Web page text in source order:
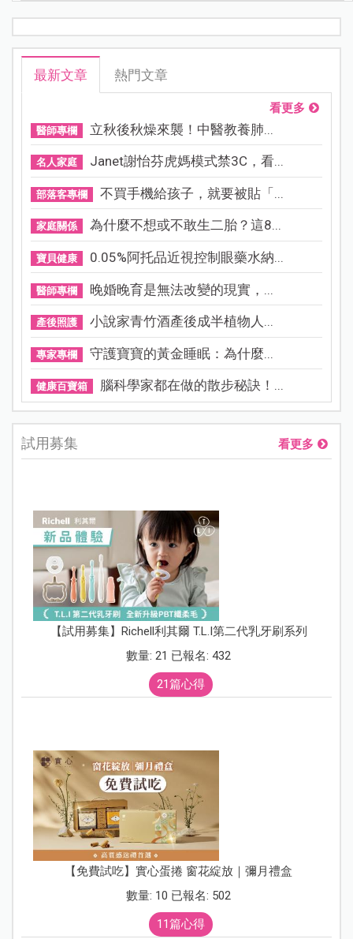
最新文章 熱門文章
看更多
醫師專欄 立秋後秋燥來襲！中醫教養肺...
名人家庭 Janet謝怡芬虎媽模式禁3C，看...
部落客專欄 不買手機給孩子，就要被貼「...
家庭關係 為什麼不想或不敢生二胎？這8...
寶貝健康 0.05%阿托品近視控制眼藥水納...
醫師專欄 晚婚晚育是無法改變的現實，...
產後照護 小說家青竹酒產後成半植物人...
專家專欄 守護寶寶的黃金睡眠：為什麼...
健康百寶箱 腦科學家都在做的散步秘訣！...
試用募集 看更多
【試用募集】Richell利其爾 T.L.I第二代乳牙刷系列
數量: 21 已報名: 432
21篇心得
【免費試吃】實心蛋捲 窗花綻放｜彌月禮盒
數量: 10 已報名: 502
11篇心得